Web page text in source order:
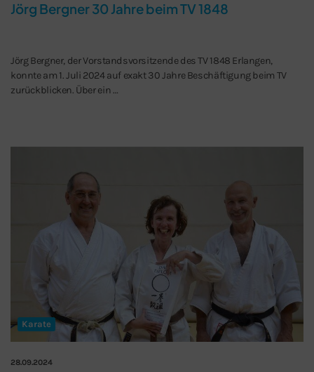
Jörg Bergner 30 Jahre beim TV 1848
Jörg Bergner, der Vorstandsvorsitzende des TV 1848 Erlangen,
konnte am 1. Juli 2024 auf exakt 30 Jahre Beschäftigung beim TV
zurückblicken. Über ein …
Karate
28.09.2024